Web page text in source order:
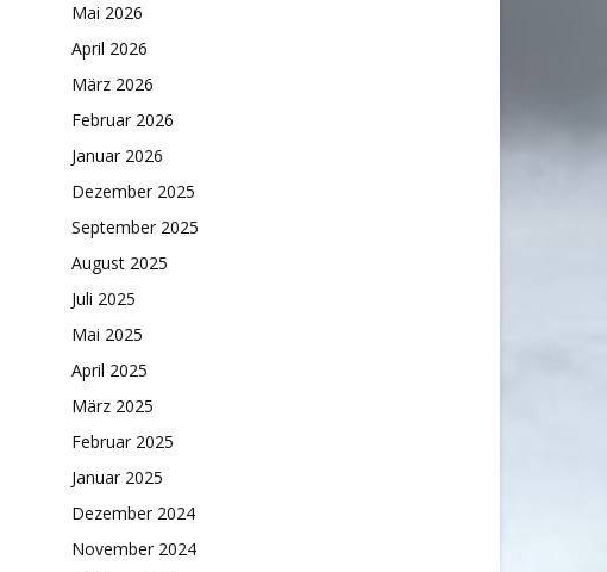
Mai 2026
April 2026
März 2026
Februar 2026
Januar 2026
Dezember 2025
September 2025
August 2025
Juli 2025
Mai 2025
April 2025
März 2025
Februar 2025
Januar 2025
Dezember 2024
November 2024